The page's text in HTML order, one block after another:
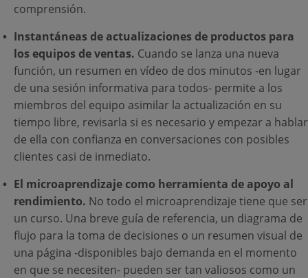
comprensión.
Instantáneas de actualizaciones de productos para
los equipos de ventas. Cuando se lanza una nueva
función, un resumen en vídeo de dos minutos -en lugar
de una sesión informativa para todos- permite a los
miembros del equipo asimilar la actualización en su
tiempo libre, revisarla si es necesario y empezar a hablar
de ella con confianza en conversaciones con posibles
clientes casi de inmediato.
El microaprendizaje como herramienta de apoyo al
rendimiento. No todo el microaprendizaje tiene que ser
un curso. Una breve guía de referencia, un diagrama de
flujo para la toma de decisiones o un resumen visual de
una página -disponibles bajo demanda en el momento
en que se necesiten- pueden ser tan valiosos como un